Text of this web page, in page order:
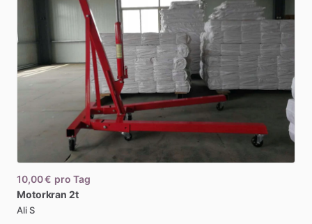
10,00 € pro Tag
Motorkran 2t
Ali S